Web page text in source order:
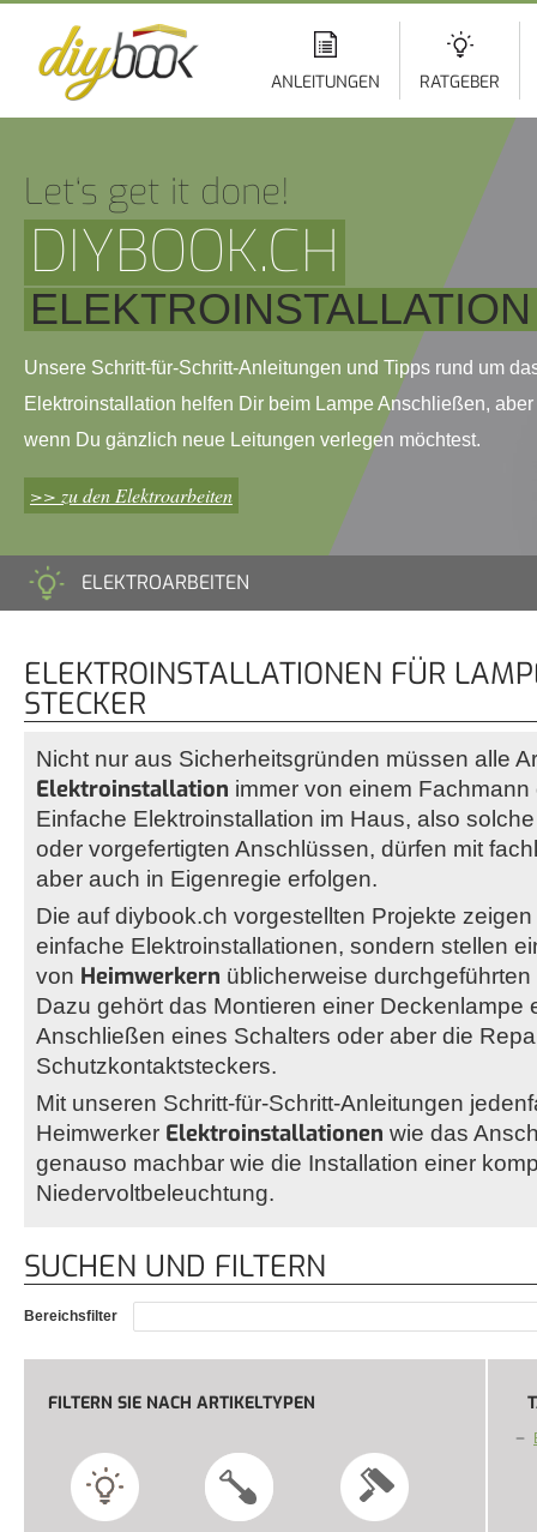
ANLEITUNGEN RATGEBER
Let‘s get it done!
DIYBOOK.CH
ELEKTROINSTALLATION
Unsere Schritt-für-Schritt-Anleitungen und Tipps rund um
Elektroinstallation helfen Dir beim Lampe Anschließen, aber
wenn Du gänzlich neue Leitungen verlegen möchtest.
>> zu den Elektroarbeiten
ELEKTROARBEITEN
ELEKTROINSTALLATIONEN FÜR
STECKER
Nicht nur aus Sicherheitsgründen müssen alle
Elektroinstallation immer von einem
Einfache Elektroinstallation im Haus, also
oder vorgefertigten Anschlüssen, dürfen mit
aber auch in Eigenregie erfolgen.
Die auf diybook.ch vorgestellten Projekte
einfache Elektroinstallationen, sondern stellen
von Heimwerkern üblicherweise durchgeführten
Dazu gehört das Montieren einer Deckenlampe
Anschließen eines Schalters oder aber die
Schutzkontaktsteckers.
Mit unseren Schritt-für-Schritt-Anleitungen
Heimwerker Elektroinstallationen wie das
genauso machbar wie die Installation einer
Niedervoltbeleuchtung.
SUCHEN UND FILTERN
Bereichsfilter
FILTERN SIE NACH ARTIKELTYPEN